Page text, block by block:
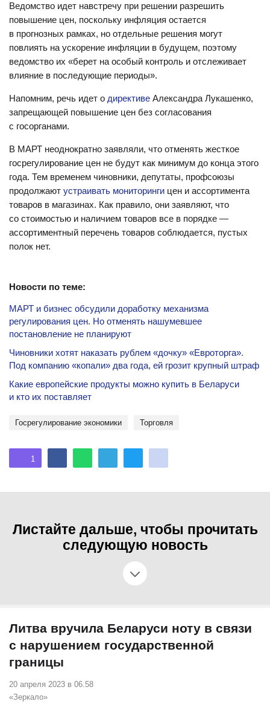
Ведомство идет навстречу при решении разрешить
повышение цен, поскольку инфляция остается
в прогнозных рамках, но отдельные решения могут
повлиять на ускорение инфляции в будущем, поэтому
ведомство их «берет на особый контроль и отслеживает
влияние в последующие периоды».
Напомним, речь идет о директиве Александра Лукашенко,
запрещающей повышение цен без согласования
с госорганами.
В МАРТ неоднократно заявляли, что отменять жесткое
госрегулирование цен не будут как минимум до конца этого
года. Тем временем чиновники, депутаты, профсоюзы
продолжают устраивать мониторинги цен и ассортимента
товаров в магазинах. Как правило, они заявляют, что
со стоимостью и наличием товаров все в порядке —
ассортиментный перечень товаров соблюдается, пустых
полок нет.
Новости по теме:
МАРТ и бизнес обсудили доработку механизма
регулирования цен. Но отменять нашумевшее
постановление не планируют
Чиновники хотят наказать рублем «дочку» «Евроторга».
Под компанию «копали» два года, ей грозит крупный штраф
Какие европейские продукты можно купить в Беларуси
и кто их поставляет
госрегулирование экономики торговля
1
Листайте дальше, чтобы прочитать
следующую новость